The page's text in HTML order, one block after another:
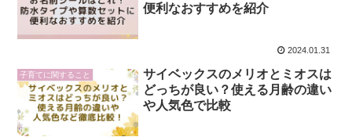
便利なおすすめを紹介
2024.01.31
子育てに関すること
サイベックスのメリオとミオスは
どっちが良い？使える月齢の違い
や人気色で比較